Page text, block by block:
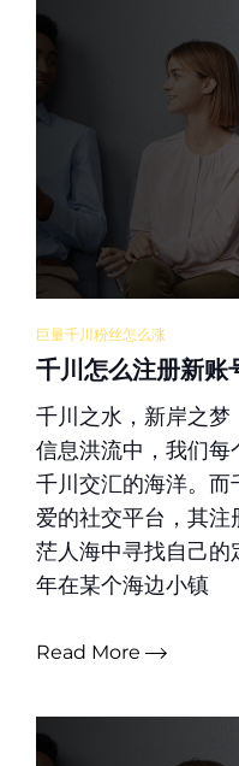
巨量千川粉丝怎么涨
千川怎么注册新账
千川之水，新岸之
信息洪流中，我们
千川交汇的海洋。
爱的社交平台，其
茫人海中寻找自己
年在某个海边小镇
Read More